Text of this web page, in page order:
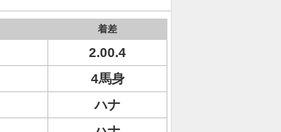
着差
2.00.4
4馬身
ハナ